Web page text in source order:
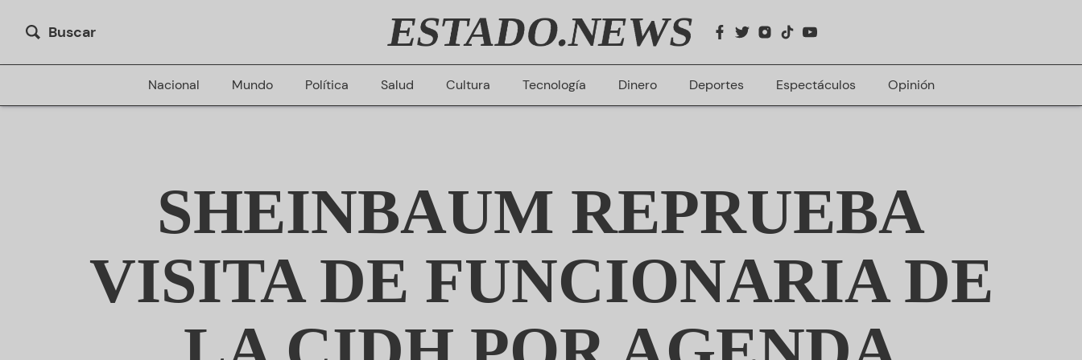
Buscar ESTADO.NEWS
Nacional Mundo Política Salud Cultura Tecnología Dinero Deportes Espectáculos Opinión
SHEINBAUM REPRUEBA
VISITA DE FUNCIONARIA DE